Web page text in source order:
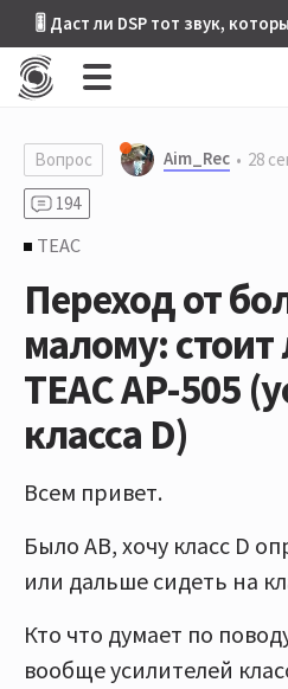
🎚 Даст ли DSP тот звук,
Вопрос Aim_Rec
28
194
TEAC
Переход от
малому: стоит
TEAC AР-505
класса D)
Всем привет.
Было AB, хочу класс D
или дальше сидеть на
Кто что думает по
вообще усилителей